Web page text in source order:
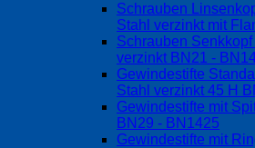
Schrauben
Stahl verzinkt mit
Schrauben
verzinkt BN21 -
Gewindestifte
Stahl verzinkt 45 H
Gewindestifte mit
BN29 - BN1425
Gewindestifte mit